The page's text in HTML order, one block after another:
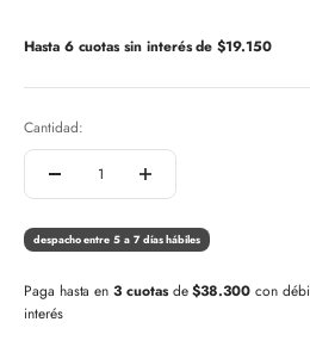
Hasta 6 cuotas sin interés de$19.150
Cantidad:
despacho entre 5 a 7 días hábiles
Paga hasta en3 cuotasde$38.300 con
interés